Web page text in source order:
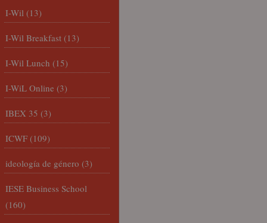
I-Wil (13)
I-Wil Breakfast (13)
I-Wil Lunch (15)
I-WiL Online (3)
IBEX 35 (3)
ICWF (109)
ideología de género (3)
IESE Business School
(160)